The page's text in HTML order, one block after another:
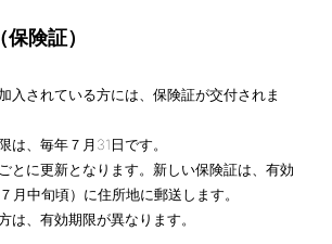
険証）
されている方には、保険証が交付されま
、毎年７月31日です。
に更新となります。新しい保険証は、有効
月中旬頃）に住所地に郵送します。
、有効期限が異なります。